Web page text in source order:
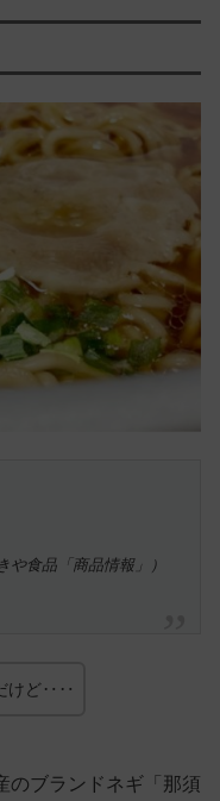
や食品「商品情報」）
けど‥‥
のブランドネギ「那須